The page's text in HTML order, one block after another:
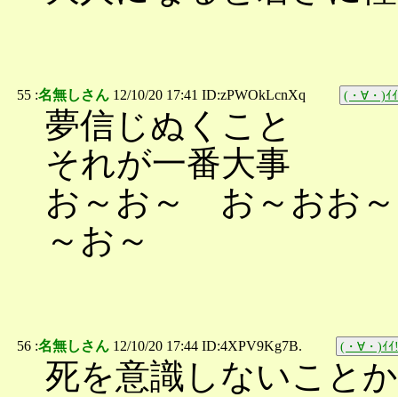
55 :名無しさん 12/10/20 17:41 ID:zPWOkLcnXq (・∀・)ｲ
夢信じぬくこと
それが一番大事
お～お～ お～おお
～お～
56 :名無しさん 12/10/20 17:44 ID:4XPV9Kg7B. (・∀・)ｲ
死を意識しないこと